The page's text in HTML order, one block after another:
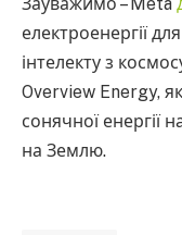
електроенергії
інтелекту з
Overview Energy,
сонячної енергії
на Землю.